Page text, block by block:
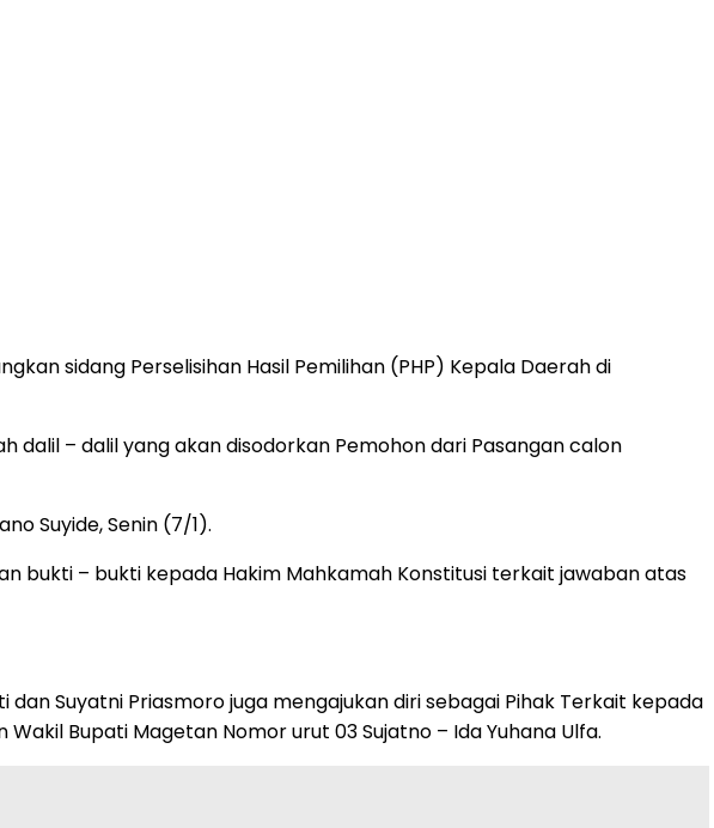
sidang Perselisihan Hasil Pemilihan (PHP) Kepala Daerah di
dalil – dalil yang akan disodorkan Pemohon dari Pasangan calon
Suyide, Senin (7/1).
bukti – bukti kepada Hakim Mahkamah Konstitusi terkait jawaban atas
Suyatni Priasmoro juga mengajukan diri sebagai Pihak Terkait kepada
Bupati Magetan Nomor urut 03 Sujatno – Ida Yuhana Ulfa.